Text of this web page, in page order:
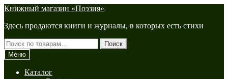
Перейти
навигации
Перейти
содержимому
Книжный магазин «Поэзия»
Здесь продаются книги и журналы, в которых есть стихи
Искать:
Поиск
Меню
Каталог